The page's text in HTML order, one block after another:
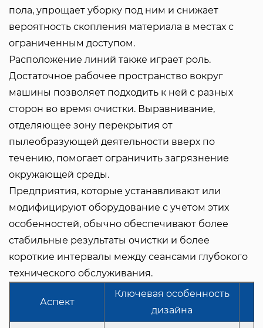
пола, упрощает уборку под ним и снижает
вероятность скопления материала в местах с
ограниченным доступом.
Расположение линий также играет роль.
Достаточное рабочее пространство вокруг
машины позволяет подходить к ней с разных
сторон во время очистки. Выравнивание,
отделяющее зону перекрытия от
пылеобразующей деятельности вверх по
течению, помогает ограничить загрязнение
окружающей среды.
Предприятия, которые устанавливают или
модифицируют оборудование с учетом этих
особенностей, обычно обеспечивают более
стабильные результаты очистки и более
короткие интервалы между сеансами глубокого
технического обслуживания.
Аспект
Ключевая особенность
дизайна